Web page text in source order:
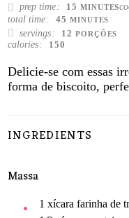
prep time 15 MINUTES
MINUTES
total time 45 MINUTES
MINUTES
servings 12 PORÇÕES
calories 150
Delicie-se com essas
forma de biscoito,
INGREDIENTS
Massa
1 xícara farinha de